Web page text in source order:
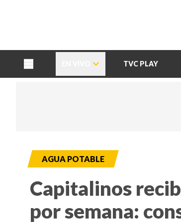
TVC PLAY
AGUA POTABLE
Capitalinos
por semana: